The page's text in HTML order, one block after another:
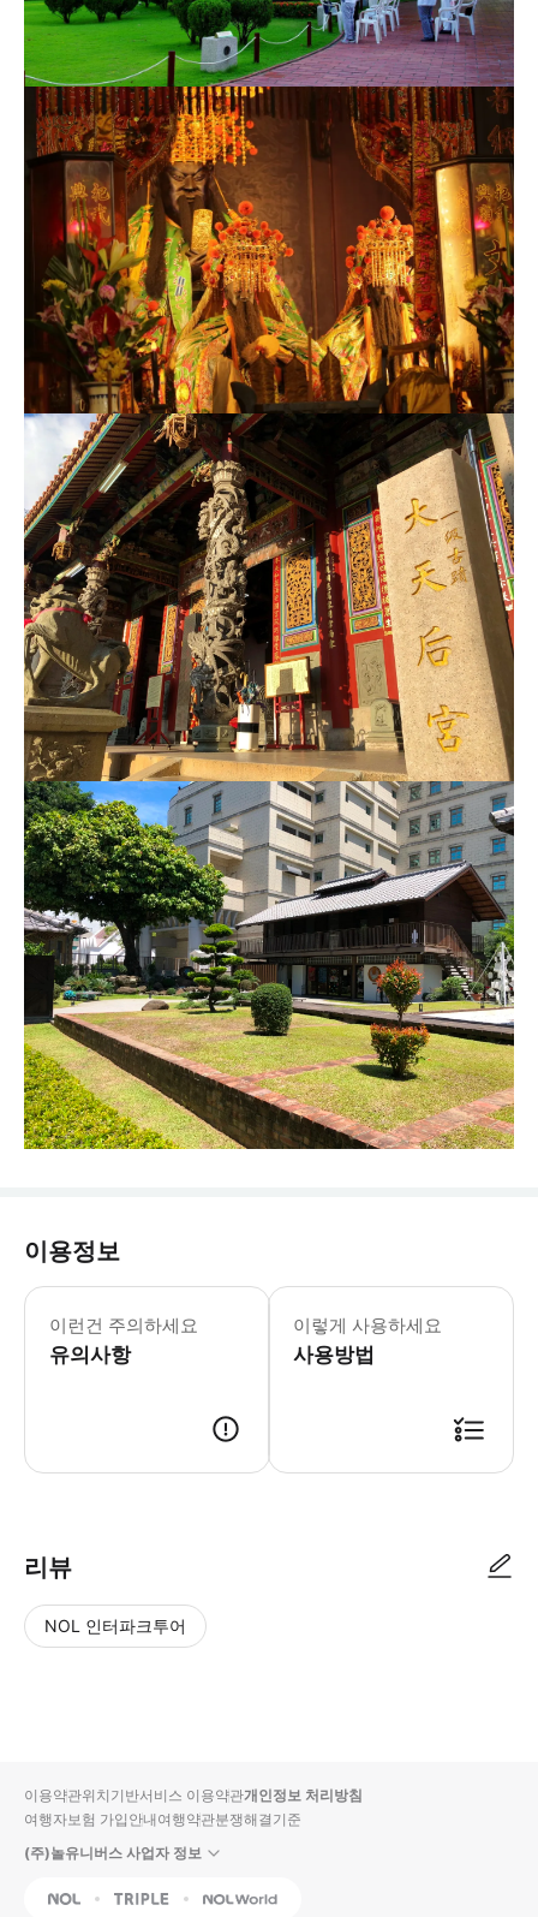
이용정보
이런건 주의하세요
유의사항
이렇게 사용하세요
사용방법
리뷰
NOL 인터파크투어
입니
다.
사
순
상
이용약관위치기반서비스 이용약관개인정보 처리방침
여행자보험 가입안내여행약관분쟁해결기준
(주)놀유니버스 사업자 정보
NOL Triple Interpark Global